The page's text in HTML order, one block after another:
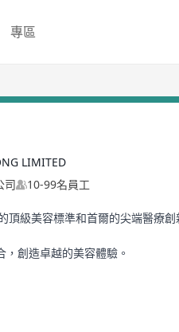
專區
LIMITED
司 10-99名員工
級美容標準和首爾的尖端醫療
創造卓越的美容體驗。
Kong's premium beauty